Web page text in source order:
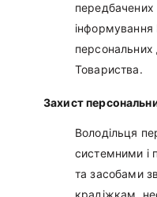
інформування
Товариства.
Захист
Володільця
системними і
та засобами